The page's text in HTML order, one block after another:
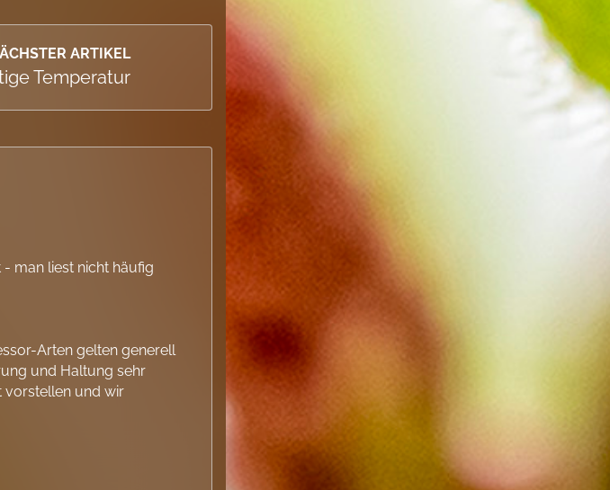
ARTIKEL
Temperatur
- man liest nicht häufig
Arten gelten generell
und Haltung sehr
vorstellen und wir